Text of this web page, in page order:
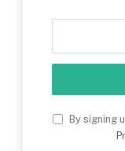
By signing